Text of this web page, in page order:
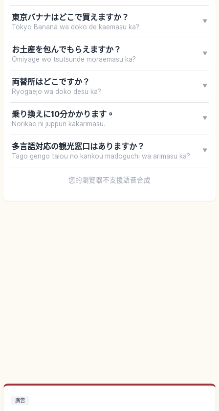
東京バナナはどこで買えますか？
Tokyo Banana wa doko de kaemasu ka?
▼
お土産を包んでもらえますか？
Omiyage wo tsutsunde moraemasu ka?
▼
両替所はどこですか？
Ryogaejo wa doko desu ka?
▼
乗り換えに10分かかります。
Norikae ni juppun kakarimasu.
▼
多言語対応の観光窓口はありますか？
Tago gengo taiou no kankou madoguchi wa arimasu ka?
▼
您的瀏覽器不支援語音合成
廣告